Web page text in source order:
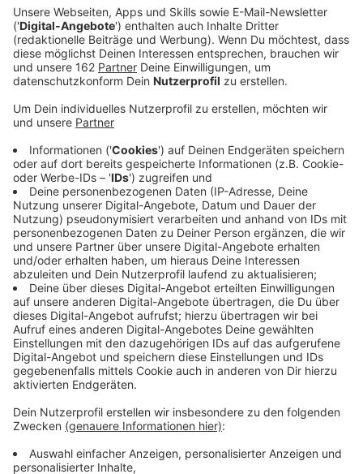
Veröffentlicht:Samstag, 16.01.2021 08:00
Anzeige
Vereine oder Initiativen in Alpen, Sonsbeck, Rheinberg
und Xanten können sich jetzt wieder für Gelder aus
dem LEADER-Programm bewerben. Unterlagen und
Formulare stehen ab sofort zumDownloadbereit. Der
aktuelle Aufruf richtet sich an Kleinprojekte, die das
Miteinander oder die Entwicklung im Ort stärken. Sie
können über LEADER zu 80 Prozent gefördert werden.
Die Gesamtkosten sollen aber nicht teurer sein als
20tausend Euro.
Anzeige
Bewerbungsfrist endet Mitte März
Anzeige